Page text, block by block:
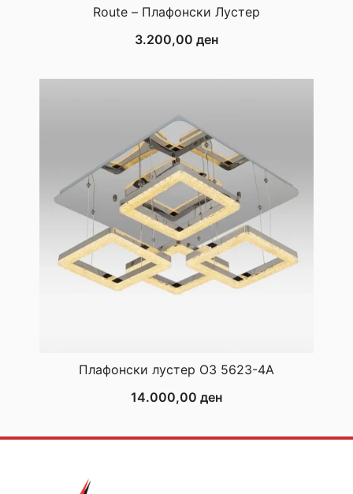
Route – Плафонски Лустер
3.200,00 ден
Плафонски лустер ОЗ 5623-4А
14.000,00 ден